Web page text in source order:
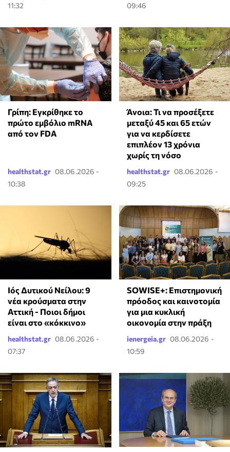
11:32
09:46
Γρίπη: Εγκρίθηκε το
πρώτο εμβόλιο mRNA
από τον FDA
healthstat.gr 08.06.2026 -
10:38
Άνοια: Τι να προσέξετε
μεταξύ 45 και 65 ετών
για να κερδίσετε
επιπλέον 13 χρόνια
χωρίς τη νόσο
healthstat.gr 08.06.2026 -
09:25
Ιός Δυτικού Νείλου: 9
νέα κρούσματα στην
Αττική - Ποιοι δήμοι
είναι στο «κόκκινο»
healthstat.gr 08.06.2026 -
07:37
SOWISE+: Επιστημονική
πρόοδος και καινοτομία
για μια κυκλική
οικονομία στην πράξη
ienergeia.gr 08.06.2026 -
10:59